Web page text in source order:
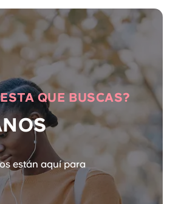
QUE BUSCAS?
están aquí para